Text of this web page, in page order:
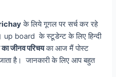
के लिये गूगल पर सर्च कर रहे
board के स्टूडेन्ट के लिए हिन्दी
जीनव परिचयका आज मैं पोस्ट
है। जानकारी के लिए आप बहुत